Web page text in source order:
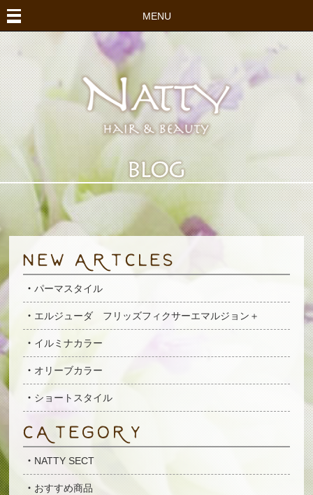
MENU
パーマスタイル
エルジューダ フリッズフィクサーエマルジョン＋
イルミナカラー
オリーブカラー
ショートスタイル
NATTY SECT
おすすめ商品